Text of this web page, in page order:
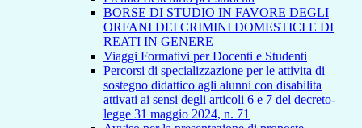
BORSE DI STUDIO IN FAVORE DEGLI
ORFANI DEI CRIMINI DOMESTICI E DI
REATI IN GENERE
Viaggi Formativi per Docenti e Studenti
Percorsi di specializzazione per le attivita di
sostegno didattico agli alunni con disabilita
attivati ai sensi degli articoli 6 e 7 del decreto-
legge 31 maggio 2024, n. 71